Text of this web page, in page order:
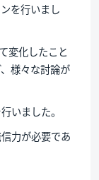
を行いまし
変化したこと
様々な討論が
いました。
力が必要であ